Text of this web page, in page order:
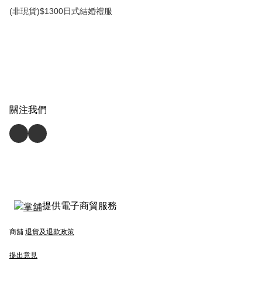
(非現貨)$1300日式結婚禮服
關注我們
提供電子商貿服務
商舖 退貨及退款政策
提出意見